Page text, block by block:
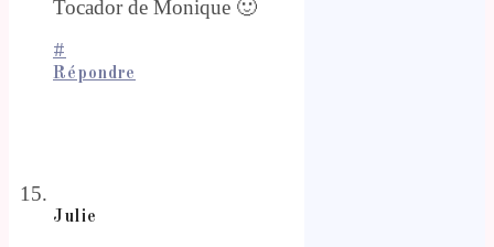
Tocador de Monique 🙂
#
Répondre
Julie